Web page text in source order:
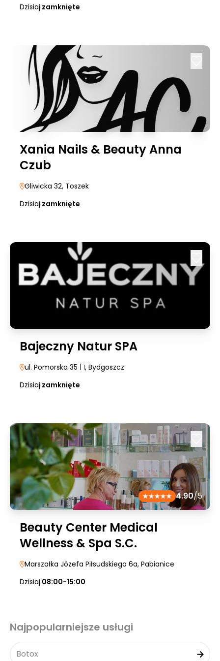
Dzisiaj:zamknięte
Xania Nails & Beauty Anna
Czub
Gliwicka 32, Toszek
Dzisiaj:zamknięte
Bajeczny Natur SPA
ul. Pomorska 35 | 1, Bydgoszcz
Dzisiaj:zamknięte
4.90/5
Beauty Center Medical
Wellness & Spa S.C.
Marszałka Józefa Piłsudskiego 6a, Pabianice
Dzisiaj:08:00-15:00
Najpopularniejsze usługi
Botox